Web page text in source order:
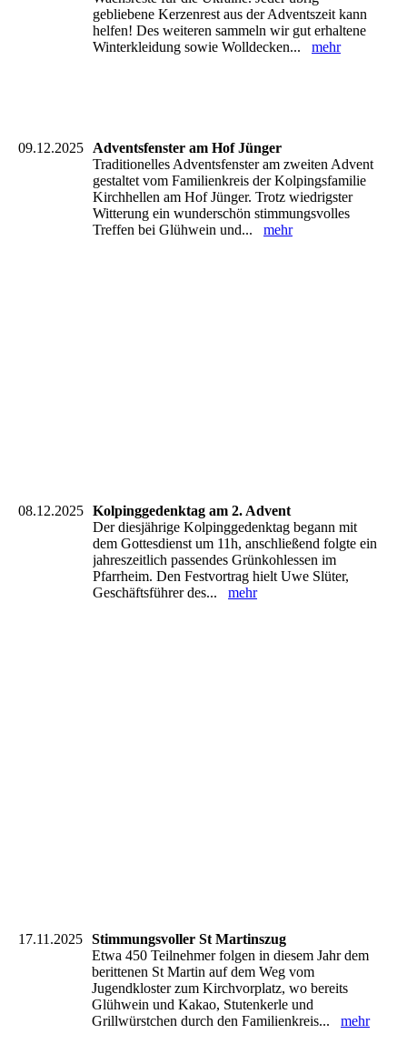
gebliebene Kerzenrest aus der Adventszeit kann
helfen! Des weiteren sammeln wir gut erhaltene
Winterkleidung sowie Wolldecken... mehr
09.12.2025
Adventsfenster am Hof Jünger
Traditionelles Adventsfenster am zweiten Advent
gestaltet vom Familienkreis der Kolpingsfamilie
Kirchhellen am Hof Jünger. Trotz wiedrigster
Witterung ein wunderschön stimmungsvolles
Treffen bei Glühwein und... mehr
08.12.2025 Kolpinggedenktag am 2. Advent
Der diesjährige Kolpinggedenktag begann mit
dem Gottesdienst um 11h, anschließend folgte ein
jahreszeitlich passendes Grünkohlessen im
Pfarrheim. Den Festvortrag hielt Uwe Slüter,
Geschäftsführer des... mehr
17.11.2025 Stimmungsvoller St Martinszug
Etwa 450 Teilnehmer folgen in diesem Jahr dem
berittenen St Martin auf dem Weg vom
Jugendkloster zum Kirchvorplatz, wo bereits
Glühwein und Kakao, Stutenkerle und
Grillwürstchen durch den Familienkreis... mehr